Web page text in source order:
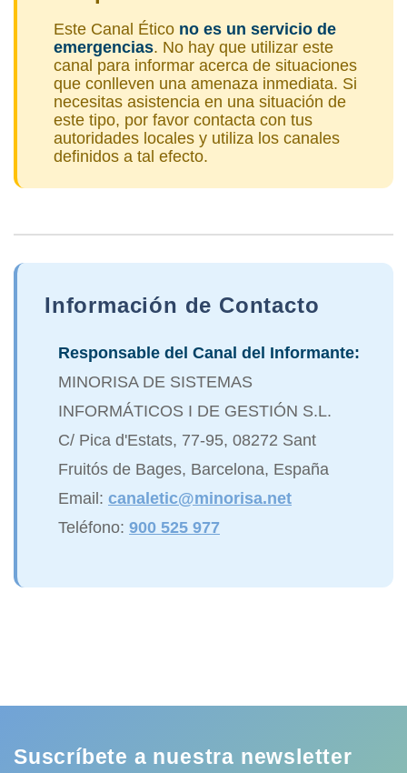
Este Canal Ético no es un servicio de
emergencias. No hay que utilizar este
canal para informar acerca de situaciones
que conlleven una amenaza inmediata. Si
necesitas asistencia en una situación de
este tipo, por favor contacta con tus
autoridades locales y utiliza los canales
definidos a tal efecto.
Información de Contacto
Responsable del Canal del Informante:
MINORISA DE SISTEMAS
INFORMÁTICOS I DE GESTIÓN S.L.
C/ Pica d'Estats, 77-95, 08272 Sant
Fruitós de Bages, Barcelona, España
Email: canaletic@minorisa.net
Teléfono: 900 525 977
Suscríbete a nuestra newsletter